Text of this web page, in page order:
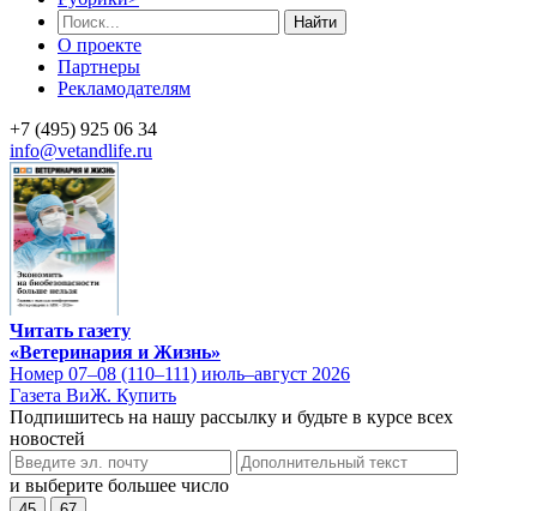
Найти
О проекте
Партнеры
Рекламодателям
+7 (495) 925 06 34
info@vetandlife.ru
Читать газету
«Ветеринария и Жизнь»
Номер 07–08 (110–111) июль–август 2026
Газета ВиЖ. Купить
Подпишитесь на нашу рассылку и будьте в курсе всех
новостей
и выберите большее число